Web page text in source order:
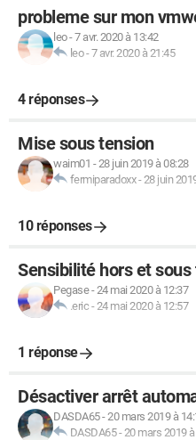
probleme sur mon
leo-7 avr. 2020 à 13:42
leo-7 avr. 2020 à 21:45
4 réponses
Mise sous tension
waim01 -28 juin 2019 à 08:28
fermiparadoxx-28 juin
10 réponses
Sensibilité hors et sous
Pegase-24 mai 2020 à 12:37
.eric -24 mai 2020 à 12:57
1 réponse
Désactiver arrêt
DASDA65-20 mars 2019 à
DASDA65-20 mars 2019